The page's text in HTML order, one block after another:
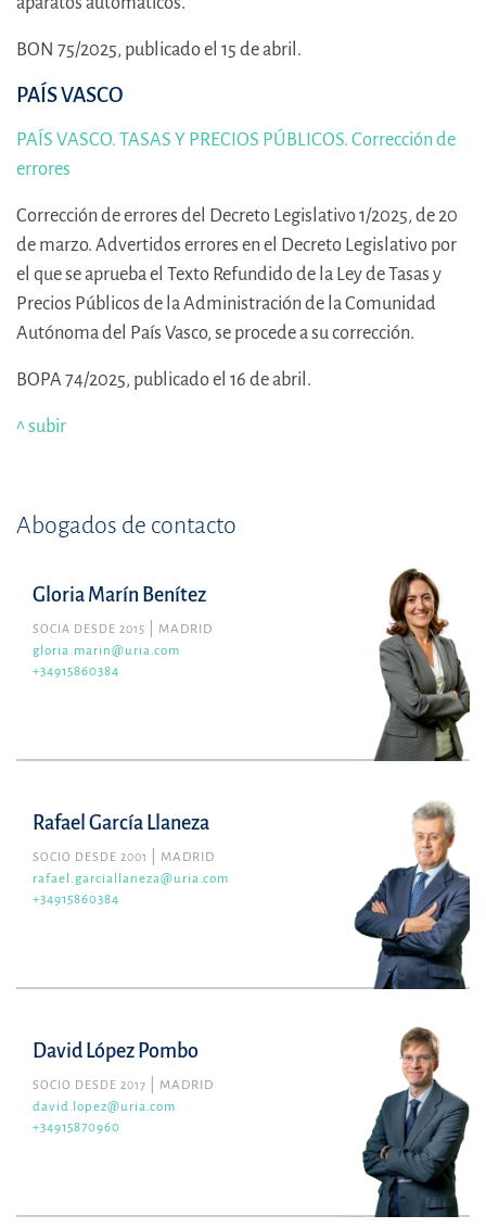
BON 75/2025, publicado el 15 de abril.
PAÍS VASCO
PAÍS VASCO. TASAS Y PRECIOS PÚBLICOS. Corrección de
errores
Corrección de errores del Decreto Legislativo 1/2025, de 20
de marzo. Advertidos errores en el Decreto Legislativo por
el que se aprueba el Texto Refundido de la Ley de Tasas y
Precios Públicos de la Administración de la Comunidad
Autónoma del País Vasco, se procede a su corrección.
BOPA 74/2025, publicado el 16 de abril.
^ subir
Abogados de contacto
Gloria Marín Benítez
SOCIA DESDE 2015
MADRID
gloria.marin@uria.com
+34915860384
Rafael García Llaneza
SOCIO DESDE 2001
MADRID
rafael.garciallaneza@uria.com
+34915860384
David López Pombo
SOCIO DESDE 2017
MADRID
david.lopez@uria.com
+34915870960